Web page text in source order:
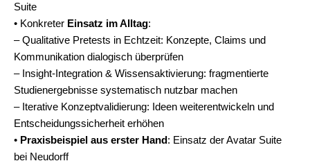
Suite
• Konkreter Einsatz im Alltag:
– Qualitative Pretests in Echtzeit: Konzepte, Claims und
Kommunikation dialogisch überprüfen
– Insight-Integration & Wissensaktivierung: fragmentierte
Studienergebnisse systematisch nutzbar machen
– Iterative Konzeptvalidierung: Ideen weiterentwickeln und
Entscheidungssicherheit erhöhen
• Praxisbeispiel aus erster Hand: Einsatz der Avatar Suite
bei Neudorff